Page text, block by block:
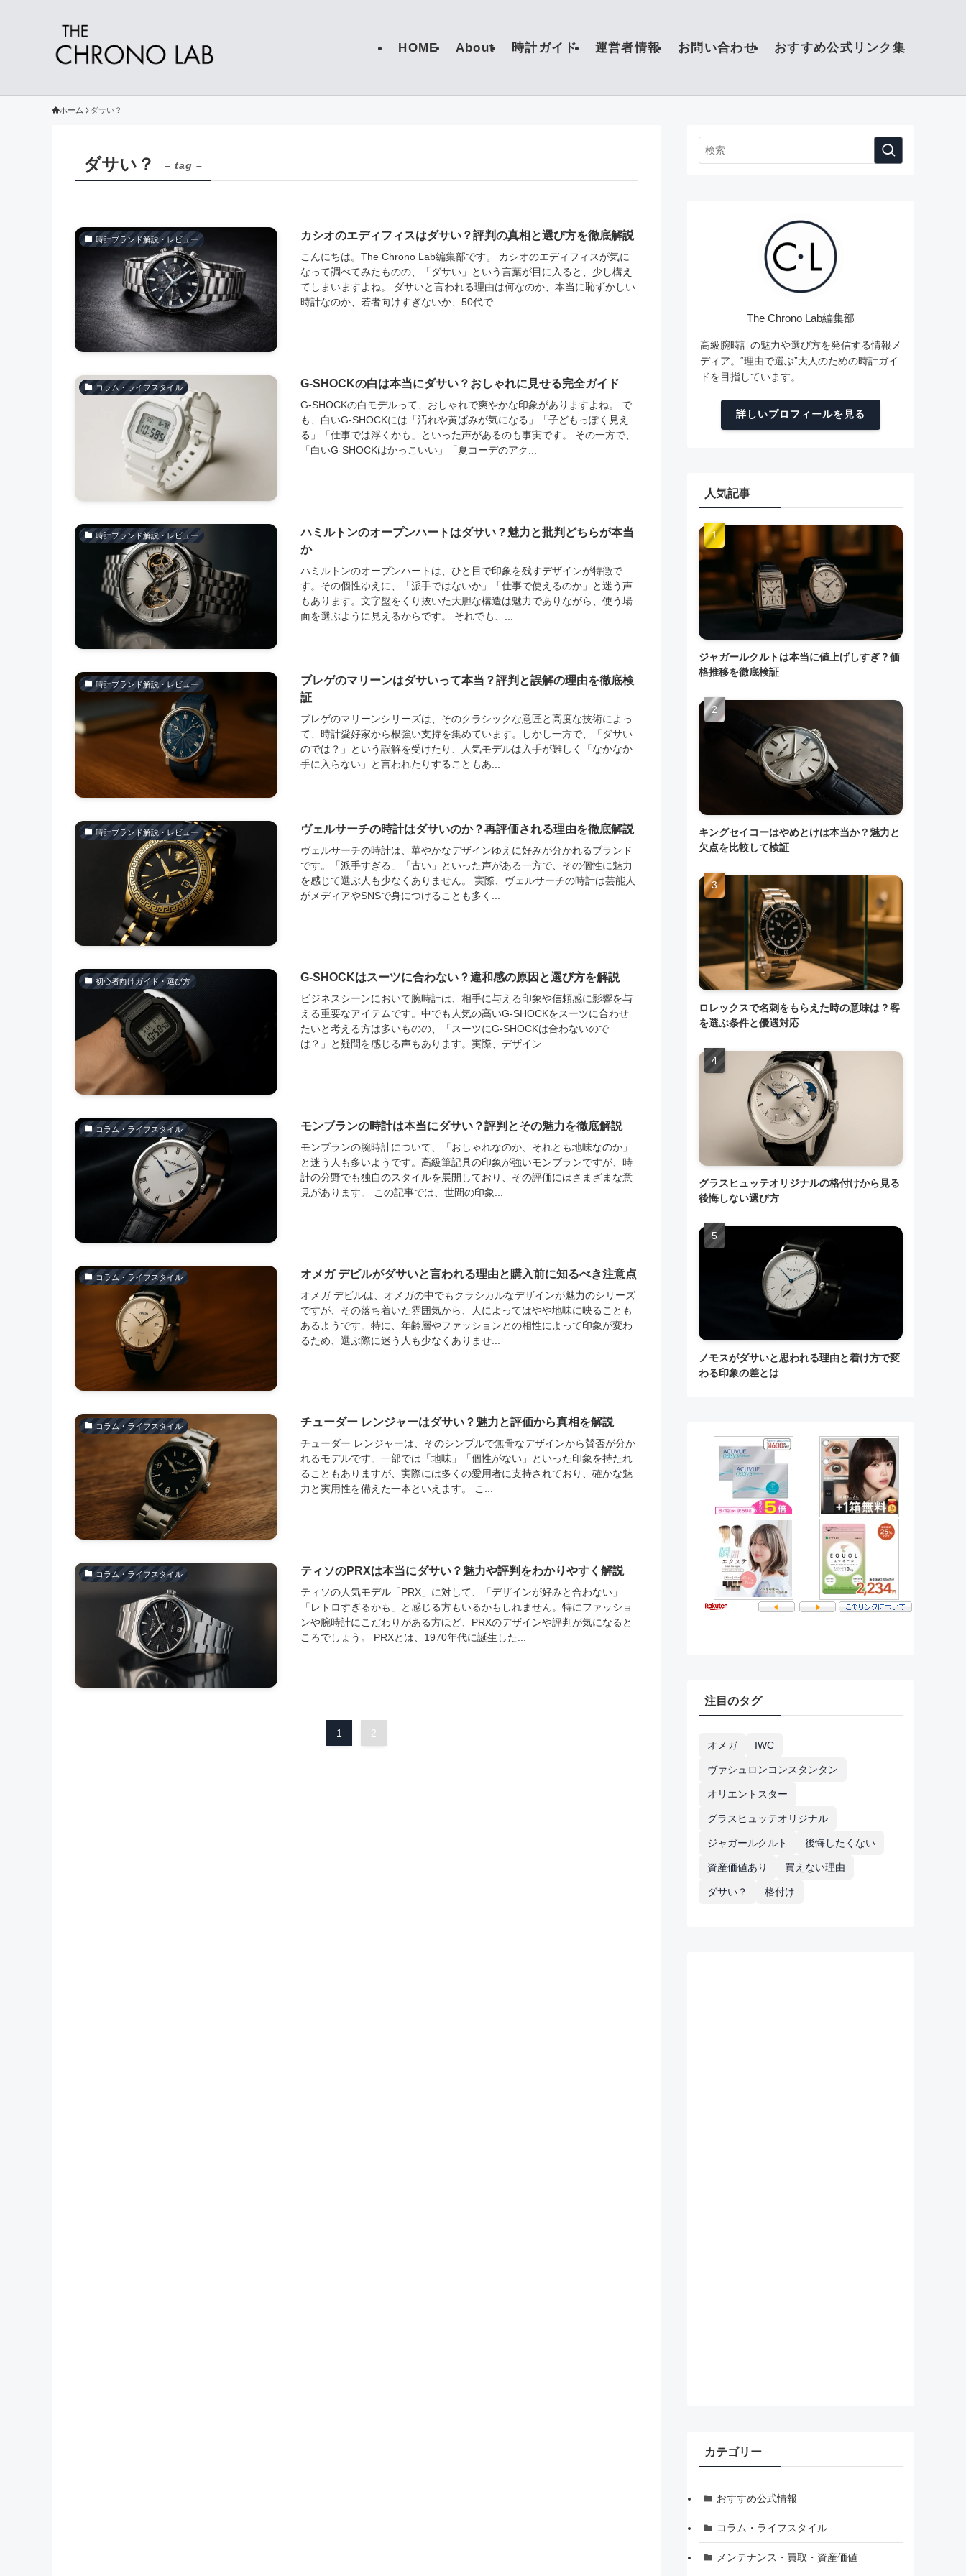
HOME About 時計ガイド 運営者情報 お問い合わせ おすすめ公式リンク集
ホーム ダサい？
ダサい？ – tag –
時計ブランド解説・レビュー カシオのエディフィスはダサい？評判の真相と選び方を徹底解説
こんにちは。The Chrono Lab編集部です。 カシオのエディフィスが気に
なって調べてみたものの、「ダサい」という言葉が目に入ると、少し構え
てしまいますよね。 ダサいと言われる理由は何なのか、本当に恥ずかしい
時計なのか、若者向けすぎないか、50代で...
コラム・ライフスタイル G-SHOCKの白は本当にダサい？おしゃれに見せる完全ガイド
G-SHOCKの白モデルって、おしゃれで爽やかな印象がありますよね。 で
も、白いG-SHOCKには「汚れや黄ばみが気になる」「子どもっぽく見え
る」「仕事では浮くかも」といった声があるのも事実です。 その一方で、
「白いG-SHOCKはかっこいい」「夏コーデのアク...
時計ブランド解説・レビュー
ハミルトンのオープンハートはダサい？魅力と批判どちらが本当
か
ハミルトンのオープンハートは、ひと目で印象を残すデザインが特徴で
す。その個性ゆえに、「派手ではないか」「仕事で使えるのか」と迷う声
もあります。文字盤をくり抜いた大胆な構造は魅力でありながら、使う場
面を選ぶように見えるからです。 それでも、...
時計ブランド解説・レビュー
ブレゲのマリーンはダサいって本当？評判と誤解の理由を徹底検
証
ブレゲのマリーンシリーズは、そのクラシックな意匠と高度な技術によっ
て、時計愛好家から根強い支持を集めています。しかし一方で、「ダサい
のでは？」という誤解を受けたり、人気モデルは入手が難しく「なかなか
手に入らない」と言われたりすることもあ...
時計ブランド解説・レビュー ヴェルサーチの時計はダサいのか？再評価される理由を徹底解説
ヴェルサーチの時計は、華やかなデザインゆえに好みが分かれるブランド
です。「派手すぎる」「古い」といった声がある一方で、その個性に魅力
を感じて選ぶ人も少なくありません。 実際、ヴェルサーチの時計は芸能人
がメディアやSNSで身につけることも多く...
初心者向けガイド・選び方 G-SHOCKはスーツに合わない？違和感の原因と選び方を解説
ビジネスシーンにおいて腕時計は、相手に与える印象や信頼感に影響を与
える重要なアイテムです。中でも人気の高いG-SHOCKをスーツに合わせ
たいと考える方は多いものの、「スーツにG-SHOCKは合わないので
は？」と疑問を感じる声もあります。実際、デザイン...
コラム・ライフスタイル モンブランの時計は本当にダサい？評判とその魅力を徹底解説
モンブランの腕時計について、「おしゃれなのか、それとも地味なのか」
と迷う人も多いようです。高級筆記具の印象が強いモンブランですが、時
計の分野でも独自のスタイルを展開しており、その評価にはさまざまな意
見があります。 この記事では、世間の印象...
コラム・ライフスタイル オメガ デビルがダサいと言われる理由と購入前に知るべき注意点
オメガ デビルは、オメガの中でもクラシカルなデザインが魅力のシリーズ
ですが、その落ち着いた雰囲気から、人によってはやや地味に映ることも
あるようです。特に、年齢層やファッションとの相性によって印象が変わ
るため、選ぶ際に迷う人も少なくありませ...
コラム・ライフスタイル チューダー レンジャーはダサい？魅力と評価から真相を解説
チューダー レンジャーは、そのシンプルで無骨なデザインから賛否が分か
れるモデルです。一部では「地味」「個性がない」といった印象を持たれ
ることもありますが、実際には多くの愛用者に支持されており、確かな魅
力と実用性を備えた一本といえます。 こ...
コラム・ライフスタイル ティソのPRXは本当にダサい？魅力や評判をわかりやすく解説
ティソの人気モデル「PRX」に対して、「デザインが好みと合わない」
「レトロすぎるかも」と感じる方もいるかもしれません。特にファッショ
ンや腕時計にこだわりがある方ほど、PRXのデザインや評判が気になると
ころでしょう。 PRXとは、1970年代に誕生した...
1 2
The Chrono Lab編集部
高級腕時計の魅力や選び方を発信する情報メ
ディア。“理由で選ぶ”大人のための時計ガイ
ドを目指しています。
詳しいプロフィールを見る
人気記事
ジャガールクルトは本当に値上げしすぎ？価
格推移を徹底検証
キングセイコーはやめとけは本当か？魅力と
欠点を比較して検証
ロレックスで名刺をもらえた時の意味は？客
を選ぶ条件と優遇対応
グラスヒュッテオリジナルの格付けから見る
後悔しない選び方
ノモスがダサいと思われる理由と着け方で変
わる印象の差とは
注目のタグ
オメガ IWC
ヴァシュロンコンスタンタン
オリエントスター
グラスヒュッテオリジナル
ジャガールクルト 後悔したくない
資産価値あり 買えない理由
ダサい？ 格付け
カテゴリー
おすすめ公式情報
コラム・ライフスタイル
メンテナンス・買取・資産価値